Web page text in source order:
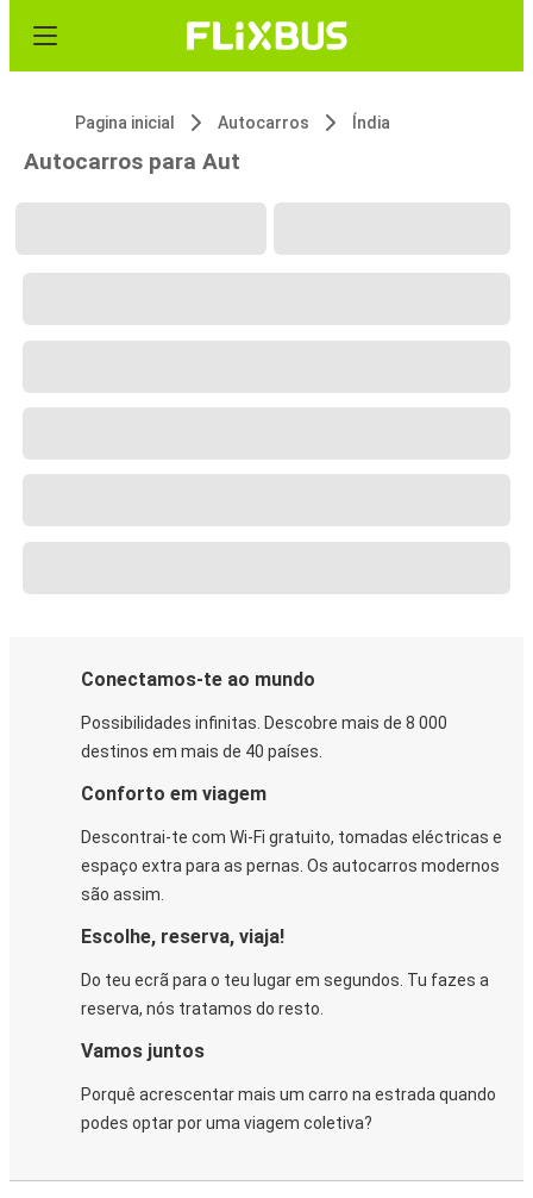
Pagina inicial Autocarros Índia
Autocarros para Aut
Conectamos-te ao mundo
Possibilidades infinitas. Descobre mais de 8 000
destinos em mais de 40 países.
Conforto em viagem
Descontrai-te com Wi-Fi gratuito, tomadas eléctricas e
espaço extra para as pernas. Os autocarros modernos
são assim.
Escolhe, reserva, viaja!
Do teu ecrã para o teu lugar em segundos. Tu fazes a
reserva, nós tratamos do resto.
Vamos juntos
Porquê acrescentar mais um carro na estrada quando
podes optar por uma viagem coletiva?